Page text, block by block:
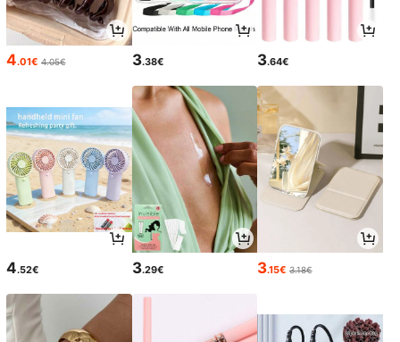
4.01€ 4.05€ 3.38€ 3.64€
4.52€ 3.29€ 3.15€ 3.18€